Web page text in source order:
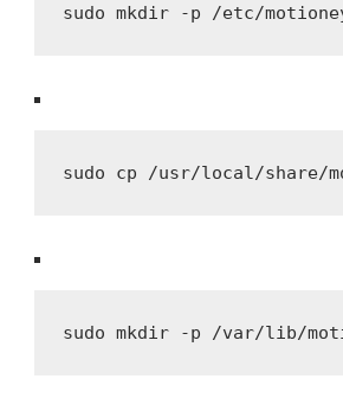
sudo mkdir -p /etc/
sudo cp /usr/local/share/
sudo mkdir -p /var/lib/